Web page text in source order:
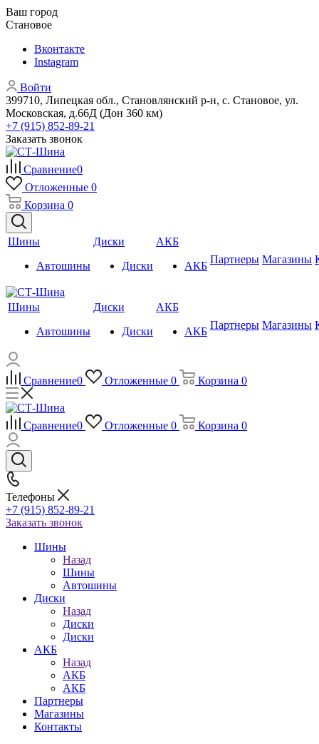
Ваш город
Становое
Вконтакте
Instagram
Войти
399710, Липецкая обл., Становлянский р-н, с. Становое, ул.
Московская, д.66Д (Дон 360 км)
+7 (915) 852-89-21
Заказать звонок
Сравнение0
Отложенные 0
Корзина 0
Шины
Автошины
Диски
Диски
АКБ
АКБ
Партнеры Магазины
Шины
Автошины
Диски
Диски
АКБ
АКБ
Партнеры Магазины
Сравнение0 Отложенные 0 Корзина 0
Сравнение0 Отложенные 0 Корзина 0
Телефоны
+7 (915) 852-89-21
Заказать звонок
Шины
Назад
Шины
Автошины
Диски
Назад
Диски
Диски
АКБ
Назад
АКБ
АКБ
Партнеры
Магазины
Контакты